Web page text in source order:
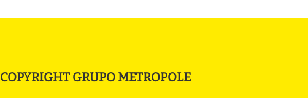
COPYRIGHT GRUPO METROPOLE